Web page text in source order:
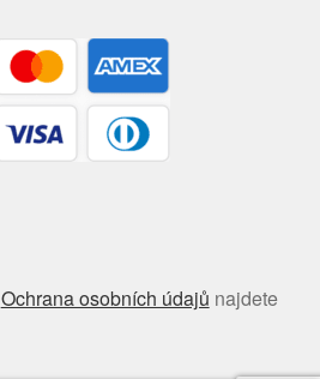
Ochrana osobních údajů najdete